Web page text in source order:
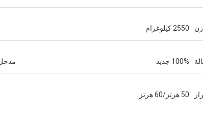
2550 كيلوغرام
100% جديد
50 هرتز/60 هرتز